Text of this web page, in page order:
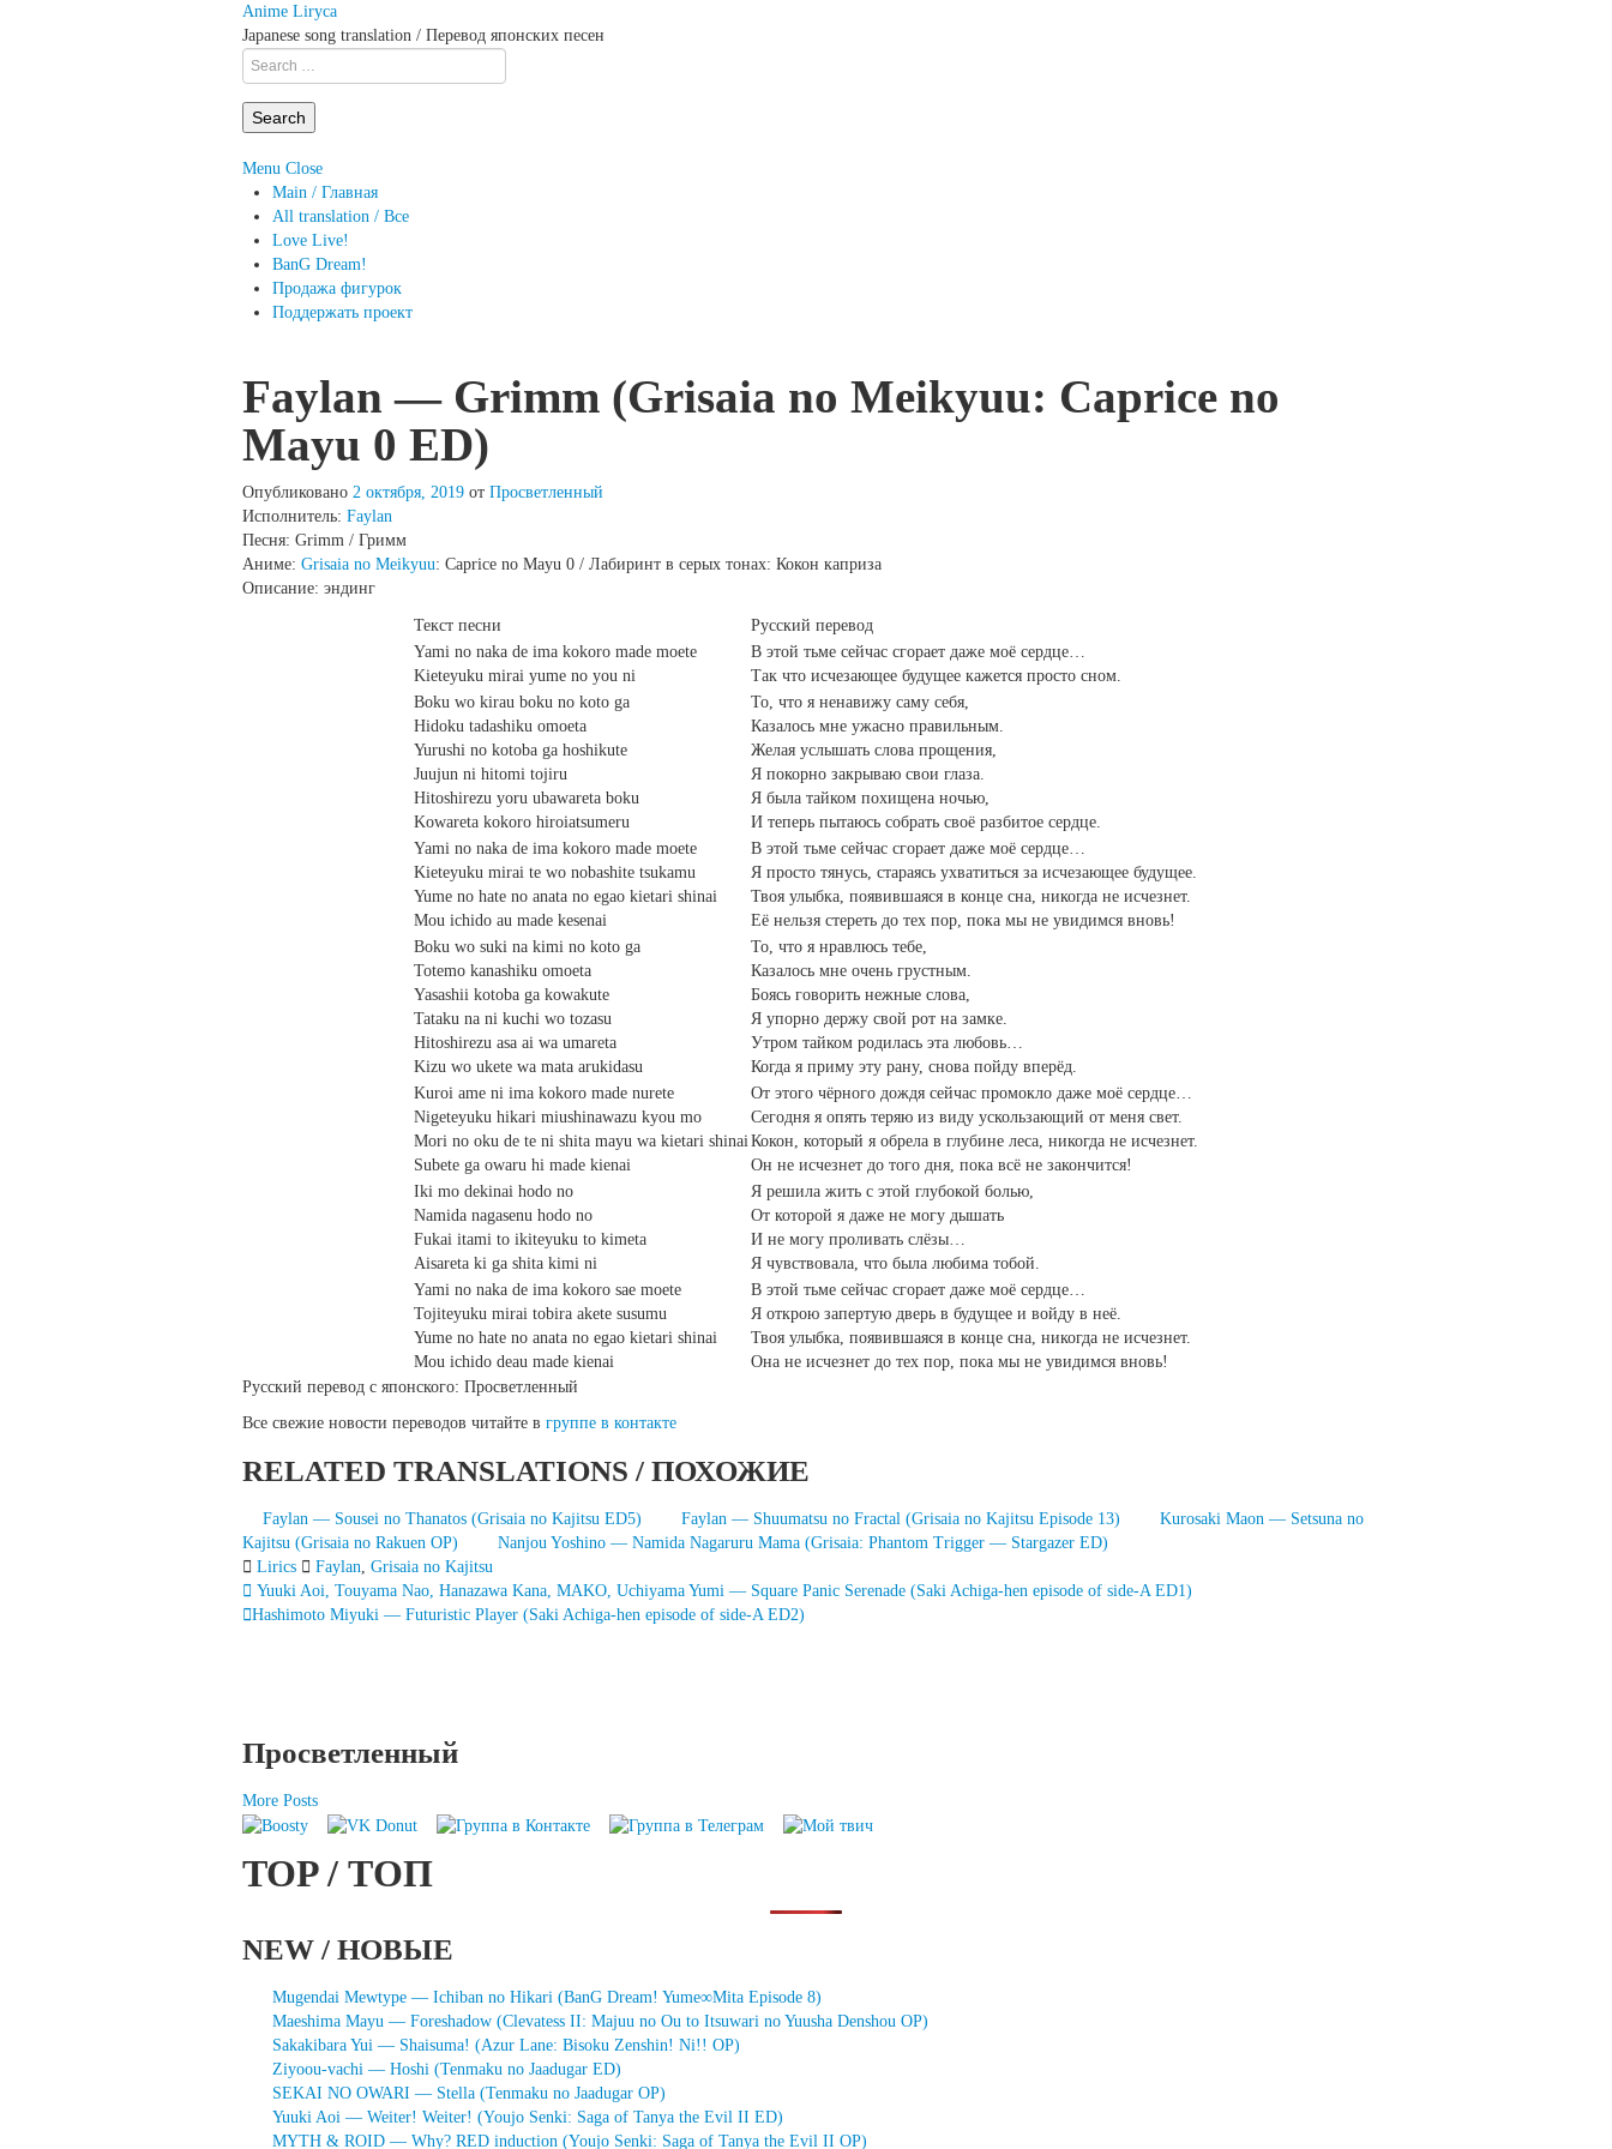
Anime Liryca
Japanese song translation / Перевод японских песен
Search
on:
Menu Close
Main / Главная
All translation / Все
Love Live!
BanG Dream!
Продажа фигурок
Поддержать проект
Faylan — Grimm (Grisaia no Meikyuu: Caprice no
Mayu 0 ED)
Опубликовано 2 октября, 2019 от Просветленный
Исполнитель: Faylan
Песня: Grimm / Гримм
Аниме: Grisaia no Meikyuu: Caprice no Mayu 0 / Лабиринт в серых тонах: Кокон каприза
Описание: эндинг
Текст песни
Русский перевод
Yami no naka de ima kokoro made moete
Kieteyuku mirai yume no you ni
В этой тьме сейчас сгорает даже моё сердце…
Так что исчезающее будущее кажется просто сном.
Boku wo kirau boku no koto ga
Hidoku tadashiku omoeta
Yurushi no kotoba ga hoshikute
Juujun ni hitomi tojiru
Hitoshirezu yoru ubawareta boku
Kowareta kokoro hiroiatsumeru
То, что я ненавижу саму себя,
Казалось мне ужасно правильным.
Желая услышать слова прощения,
Я покорно закрываю свои глаза.
Я была тайком похищена ночью,
И теперь пытаюсь собрать своё разбитое сердце.
Yami no naka de ima kokoro made moete
Kieteyuku mirai te wo nobashite tsukamu
Yume no hate no anata no egao kietari shinai
Mou ichido au made kesenai
В этой тьме сейчас сгорает даже моё сердце…
Я просто тянусь, стараясь ухватиться за исчезающее будущее.
Твоя улыбка, появившаяся в конце сна, никогда не исчезнет.
Её нельзя стереть до тех пор, пока мы не увидимся вновь!
Boku wo suki na kimi no koto ga
Totemo kanashiku omoeta
Yasashii kotoba ga kowakute
Tataku na ni kuchi wo tozasu
Hitoshirezu asa ai wa umareta
Kizu wo ukete wa mata arukidasu
То, что я нравлюсь тебе,
Казалось мне очень грустным.
Боясь говорить нежные слова,
Я упорно держу свой рот на замке.
Утром тайком родилась эта любовь…
Когда я приму эту рану, снова пойду вперёд.
Kuroi ame ni ima kokoro made nurete
Nigeteyuku hikari miushinawazu kyou mo
Mori no oku de te ni shita mayu wa kietari shinai
Subete ga owaru hi made kienai
От этого чёрного дождя сейчас промокло даже моё сердце…
Сегодня я опять теряю из виду ускользающий от меня свет.
Кокон, который я обрела в глубине леса, никогда не исчезнет.
Он не исчезнет до того дня, пока всё не закончится!
Iki mo dekinai hodo no
Namida nagasenu hodo no
Fukai itami to ikiteyuku to kimeta
Aisareta ki ga shita kimi ni
Я решила жить с этой глубокой болью,
От которой я даже не могу дышать
И не могу проливать слёзы…
Я чувствовала, что была любима тобой.
Yami no naka de ima kokoro sae moete
Tojiteyuku mirai tobira akete susumu
Yume no hate no anata no egao kietari shinai
Mou ichido deau made kienai
В этой тьме сейчас сгорает даже моё сердце…
Я открою запертую дверь в будущее и войду в неё.
Твоя улыбка, появившаяся в конце сна, никогда не исчезнет.
Она не исчезнет до тех пор, пока мы не увидимся вновь!
Русский перевод с японского: Просветленный
Все свежие новости переводов читайте в группе в контакте
RELATED TRANSLATIONS / ПОХОЖИЕ
Faylan — Sousei no Thanatos (Grisaia no Kajitsu ED5) Faylan — Shuumatsu no Fractal (Grisaia no Kajitsu Episode 13)
Kurosaki Maon — Setsuna no
Kajitsu (Grisaia no Rakuen OP)
Nanjou Yoshino — Namida Nagaruru Mama (Grisaia: Phantom Trigger — Stargazer ED)
Lirics
Faylan, Grisaia no Kajitsu
Запись
Yuuki Aoi, Touyama Nao, Hanazawa Kana, MAKO, Uchiyama Yumi — Square Panic Serenade (Saki Achiga-hen episode of side-A ED1)
Hashimoto Miyuki — Futuristic Player (Saki Achiga-hen episode of side-A ED2)
Просветленный
More Posts
TOP / ТОП
NEW / НОВЫЕ
Mugendai Mewtype — Ichiban no Hikari (BanG Dream! Yume∞Mita Episode 8)
Maeshima Mayu — Foreshadow (Clevatess II: Majuu no Ou to Itsuwari no Yuusha Denshou OP)
Sakakibara Yui — Shaisuma! (Azur Lane: Bisoku Zenshin! Ni!! OP)
Ziyoou-vachi — Hoshi (Tenmaku no Jaadugar ED)
SEKAI NO OWARI — Stella (Tenmaku no Jaadugar OP)
Yuuki Aoi — Weiter! Weiter! (Youjo Senki: Saga of Tanya the Evil II ED)
MYTH & ROID — Why? RED induction (Youjo Senki: Saga of Tanya the Evil II OP)